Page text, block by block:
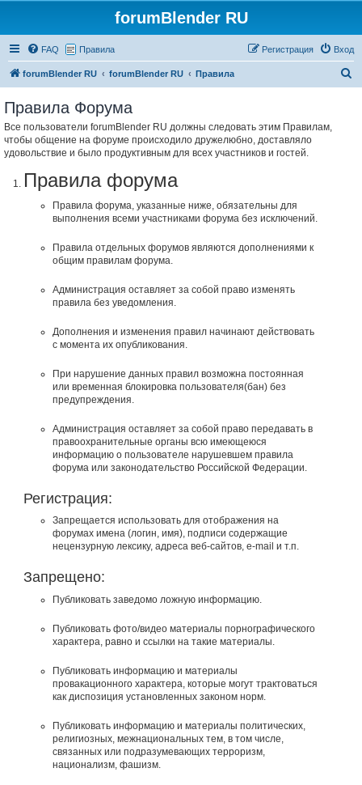
forumBlender RU
FAQ Правила Вход
Регистрация
forumBlender RU forumBlender RU Правила
Правила Форума
Все пользователи forumBlender RU должны следовать этим Правилам,
чтобы общение на форуме происходило дружелюбно, доставляло
удовольствие и было продуктивным для всех участников и гостей.
Правила форума
Правила форума, указанные ниже, обязательны для
выполнения всеми участниками форума без исключений.
Правила отдельных форумов являются дополнениями к
общим правилам форума.
Администрация оставляет за собой право изменять
правила без уведомления.
Дополнения и изменения правил начинают действовать
с момента их опубликования.
При нарушение данных правил возможна постоянная
или временная блокировка пользователя(бан) без
предупреждения.
Администрация оставляет за собой право передавать в
правоохранительные органы всю имеющеюся
информацию о пользователе нарушевшем правила
форума или законодательство Российской Федерации.
Регистрация:
Запрещается использовать для отображения на
форумах имена (логин, имя), подписи содержащие
нецензурную лексику, адреса веб-сайтов, e-mail и т.п.
Запрещено:
Публиковать заведомо ложнyю инфоpмацию.
Публиковать фото/видео материалы порнографического
характера, равно и ссылки на такие материалы.
Публиковать инфоpмацию и материалы
провакационного характера, которые могут трактоваться
как диспозиция установленных законом норм.
Публиковать информацию и материалы политических,
религиозных, межнациональных тем, в том числе,
связанных или подразумевающих терроризм,
национализм, фашизм.